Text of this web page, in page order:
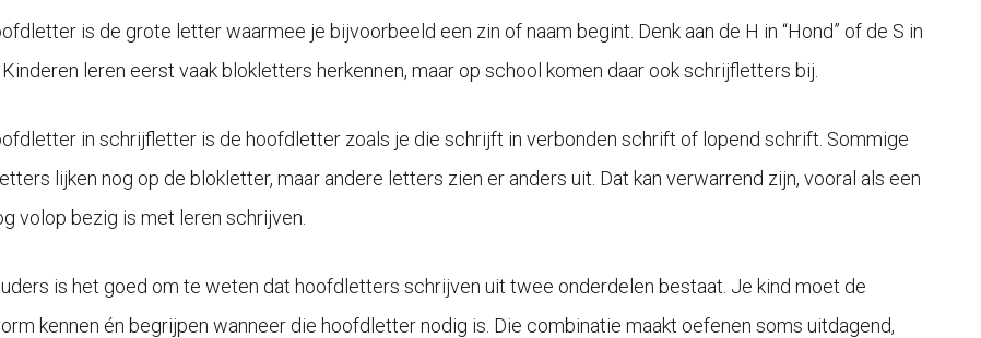
is de grote letter waarmee je bijvoorbeeld een zin of naam begint. Denk aan de H in “Hond” of de S in
Kinderen leren eerst vaak blokletters herkennen, maar op school komen daar ook schrijfletters bij.
in schrijfletter is de hoofdletter zoals je die schrijft in verbonden schrift of lopend schrift. Sommige
lijken nog op de blokletter, maar andere letters zien er anders uit. Dat kan verwarrend zijn, vooral als een
volop bezig is met leren schrijven.
is het goed om te weten dat hoofdletters schrijven uit twee onderdelen bestaat. Je kind moet de
kennen én begrijpen wanneer die hoofdletter nodig is. Die combinatie maakt oefenen soms uitdagend,